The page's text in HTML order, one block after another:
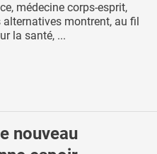
médecine corps-esprit,
montrent, au fil
la santé, ...
nouveau